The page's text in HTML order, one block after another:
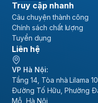
Truy cập nhanh
Câu chuyện thành công
Chính sách chất lượng
Tuyển dụng
Liên hệ
VP Hà Nội:
Tầng 14, Tòa nhà Lilama 10,
Đường Tố Hữu, Phường
Mỗ, Hà Nội